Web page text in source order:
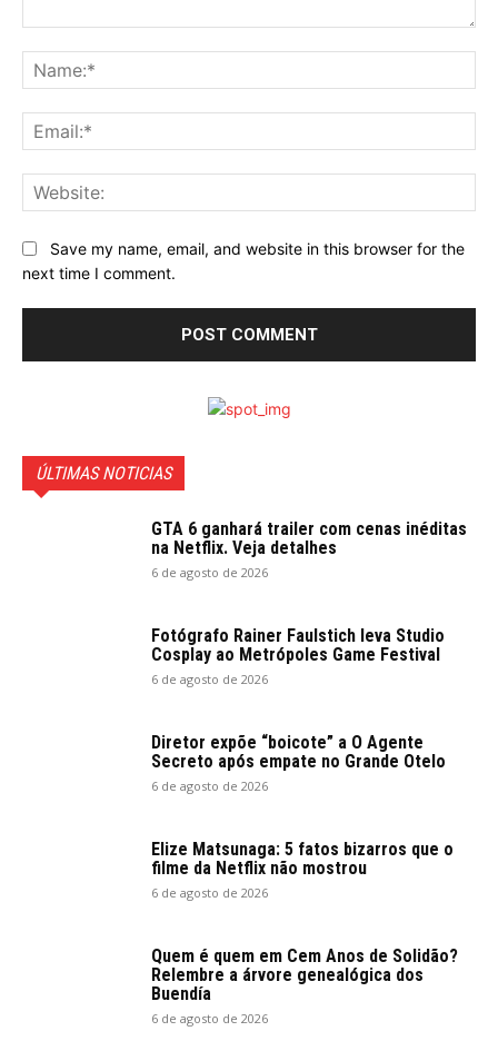
Save my name, email, and website in this browser for the
next time I comment.
ÚLTIMAS NOTICIAS
GTA 6 ganhará trailer com cenas inéditas
na Netflix. Veja detalhes
6 de agosto de 2026
Fotógrafo Rainer Faulstich leva Studio
Cosplay ao Metrópoles Game Festival
6 de agosto de 2026
Diretor expõe “boicote” a O Agente
Secreto após empate no Grande Otelo
6 de agosto de 2026
Elize Matsunaga: 5 fatos bizarros que o
filme da Netflix não mostrou
6 de agosto de 2026
Quem é quem em Cem Anos de Solidão?
Relembre a árvore genealógica dos
Buendía
6 de agosto de 2026